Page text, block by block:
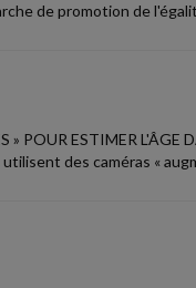
de promotion de
» POUR ESTIMER L'ÂGE
des caméras «